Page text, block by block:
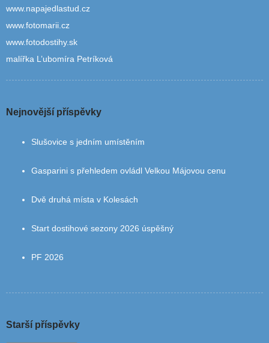
www.napajedlastud.cz
www.fotomarii.cz
www.fotodostihy.sk
malířka L’ubomíra Petríková
Nejnovější příspěvky
Slušovice s jedním umístěním
Gasparini s přehledem ovládl Velkou Májovou cenu
Dvě druhá místa v Kolesách
Start dostihové sezony 2026 úspěšný
PF 2026
Starší příspěvky